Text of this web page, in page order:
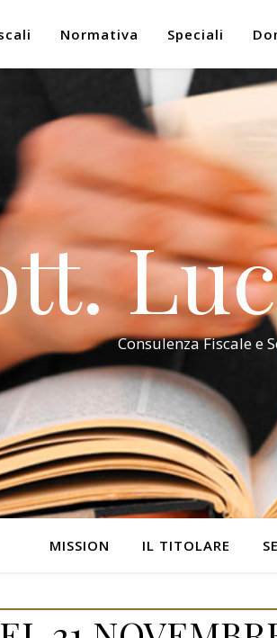
Normativa Speciali
Consulenza Fiscale e
MISSION IL TITOLARE